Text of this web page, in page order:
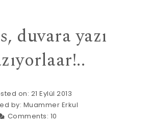
duvara yazı
on: 21 Eylül 2013
by: Muammer Erkul
Comments: 10